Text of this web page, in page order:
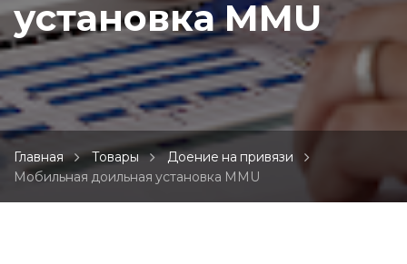
установка MMU
Главная Товары
Доение на привязи
Мобильная доильная установка MMU